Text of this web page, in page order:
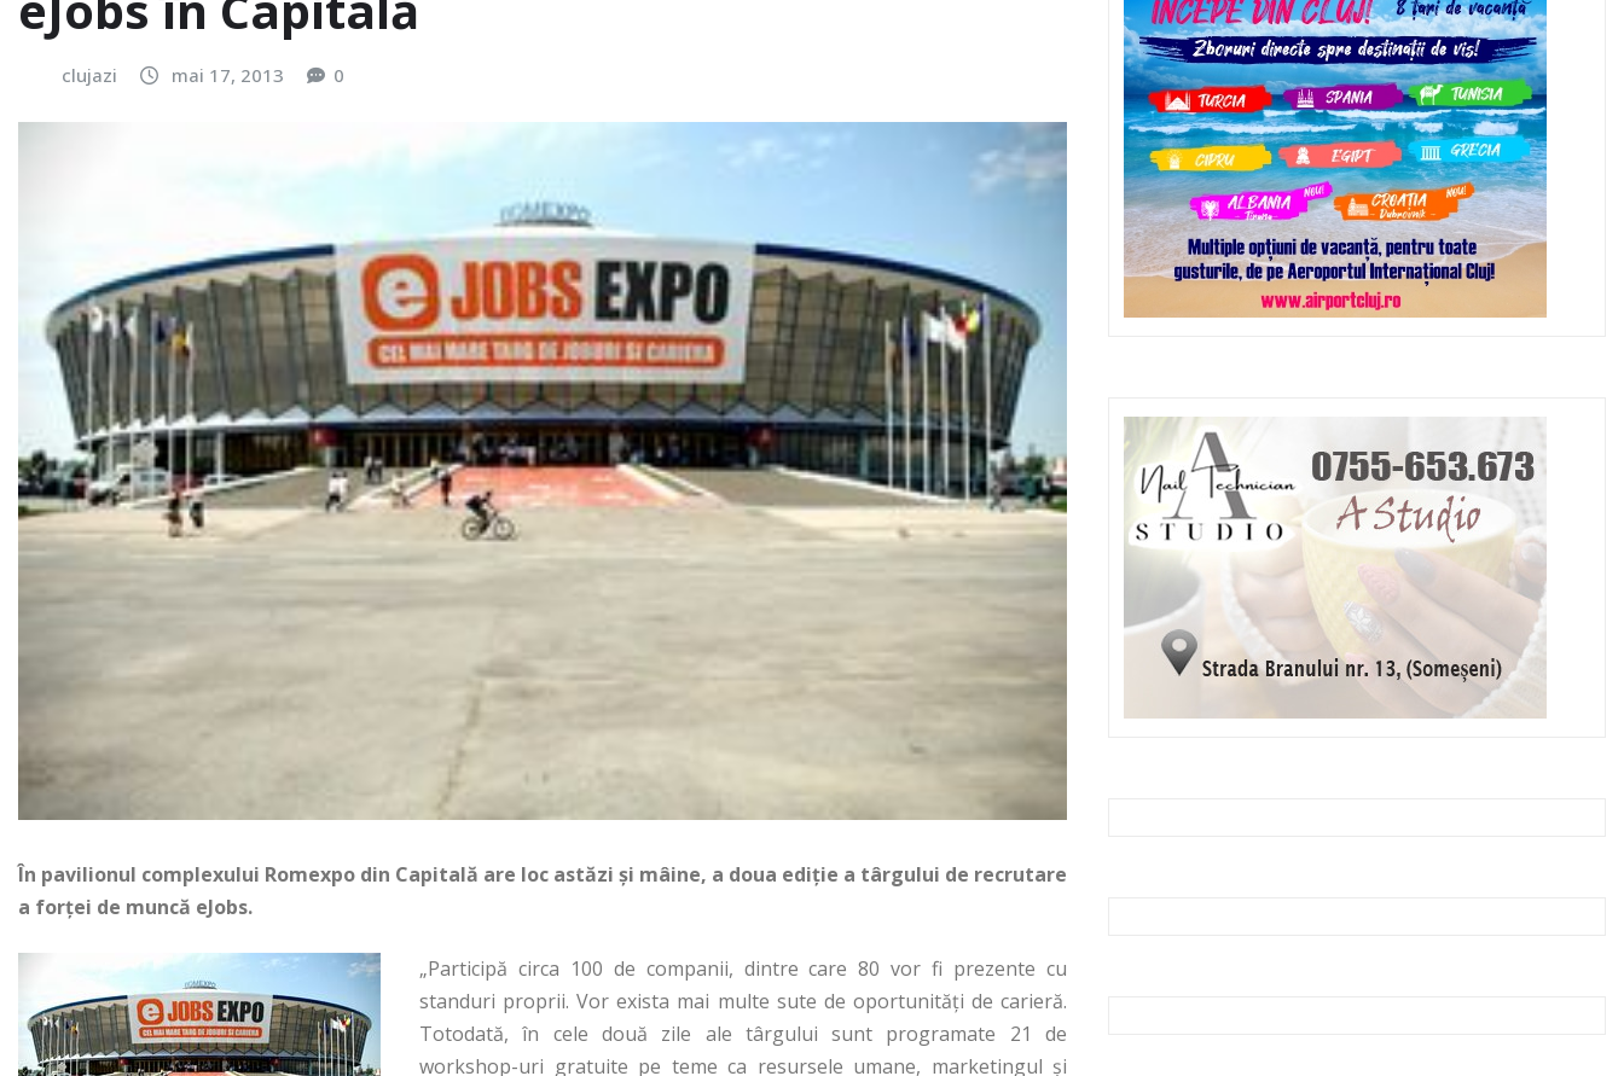
clujazi mai 17, 2013 0
În pavilionul complexului Romexpo din Capitală are loc astăzi și mâine, a doua ediție a târgului de recrutare
a forței de muncă eJobs.
„Participă circa 100 de companii, dintre care 80 vor fi prezente cu
standuri proprii. Vor exista mai multe sute de oportunităţi de carieră.
Totodată, în cele două zile ale târgului sunt programate 21 de
workshop-uri gratuite pe teme ca resursele umane, marketingul şi